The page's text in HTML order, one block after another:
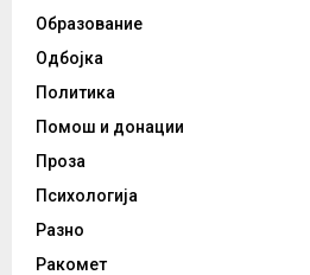
Образование
Одбојка
Политика
Помош и донации
Проза
Психологија
Разно
Ракомет